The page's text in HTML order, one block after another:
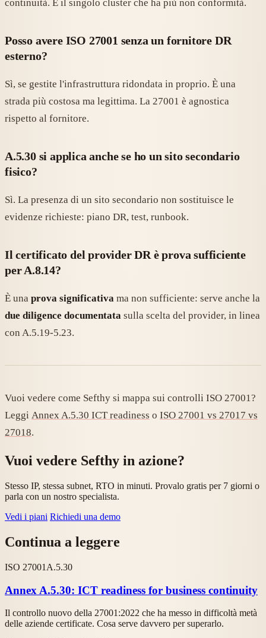
continuità. È il singolo cluster che ha più non conformità.
Posso avere ISO 27001 senza un fornitore DR
esterno?
Sì, se gestite l'infrastruttura ridondata in proprio. È una
strada più costosa ma legittima. La 27001 è agnostica
rispetto al fornitore.
A.5.30 si applica anche se ho un sito secondario
fisico?
Sì. La presenza di un sito secondario non sostituisce le
evidenze richieste: piano DR, test, runbook.
Il certificato del provider DR è prova sufficiente
per A.8.14?
È una prova significativa ma non sufficiente: serve anche la
due diligence documentata sulla scelta del provider, in linea
con A.5.19-5.23.
Vuoi vedere come Sefthy si mappa sui controlli ISO 27001?
Leggi Annex A.5.30 ICT readiness o ISO 27001 vs 27017 vs
27018.
Vuoi vedere Sefthy in azione?
Stesso IP, stessa subnet, RTO in minuti. Provalo gratis per 7 giorni o
parla con un nostro specialista.
Vedi i piani Richiedi una demo
Continua a leggere
ISO 27001 A.5.30
Annex A.5.30: ICT readiness for business continuity
Il controllo nuovo della 27001:2022 che ha messo in difficoltà metà
delle aziende certificate. Cosa serve davvero per superarlo.